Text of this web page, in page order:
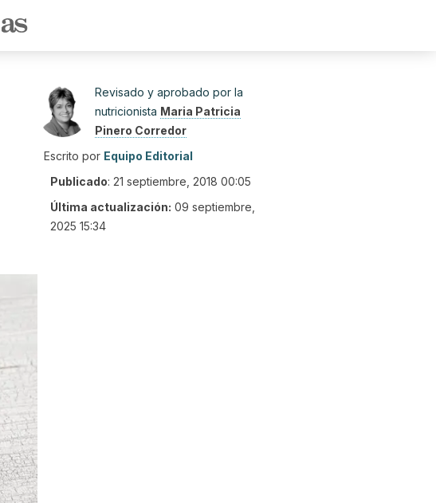
Revisado y aprobado por la
nutricionista Maria Patricia
Pinero Corredor
Escrito por Equipo Editorial
Publicado: 21 septiembre, 2018 00:05
Última actualización: 09 septiembre,
2025 15:34